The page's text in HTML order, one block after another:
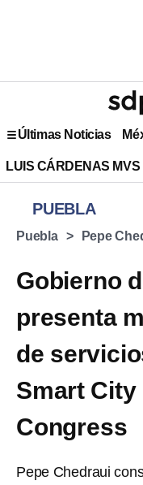
Últimas Noticias
LUIS CÁRDENAS MVS
PUEBLA
Puebla Pepe
Gobierno
presenta
de
Smart City
Congress
Pepe Chedraui